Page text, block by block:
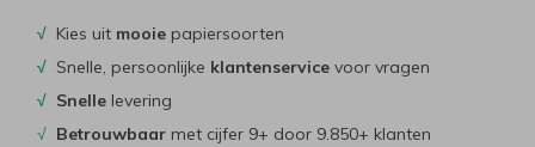
√ Kies uit mooie papiersoorten
√ Snelle, persoonlijke klantenservice voor vragen
√ Snelle levering
√ Betrouwbaar met cijfer 9+ door 9.850+ klanten